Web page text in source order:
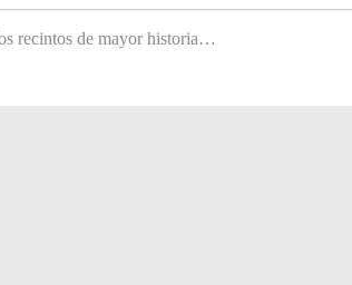
recintos de mayor historia…